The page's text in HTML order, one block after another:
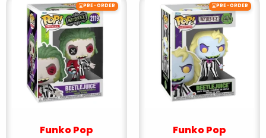
⌛PRE-ORDER
Funko Pop
⌛PRE-ORDER
Funko Pop